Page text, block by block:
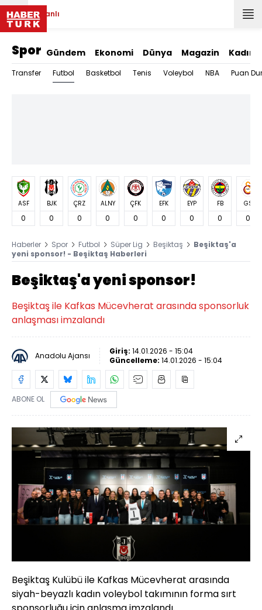
Canlı
Spor Gündem Ekonomi Dünya Magazin Kadın
Transfer Futbol Basketbol Tenis Voleybol NBA Puan
ASF
0
BJK
0
ÇRZ
0
ALNY
0
ÇFK
0
EFK
0
EYP
0
FB
0
GS
0
Haberler Spor Futbol Süper Lig Beşiktaş
Beşiktaş'a
yeni sponsor! - Beşiktaş Haberleri
Beşiktaş'a yeni sponsor!
Beşiktaş ile Kafkas Mücevherat arasında sponsorluk
anlaşması imzalandı
Anadolu Ajansı Giriş: 14.01.2026 - 15:04
Güncelleme: 14.01.2026 - 15:04
ABONE OL
Beşiktaş Kulübü ile Kafkas Mücevherat arasında
siyah-beyazlı kadın voleybol takımının forma sırt